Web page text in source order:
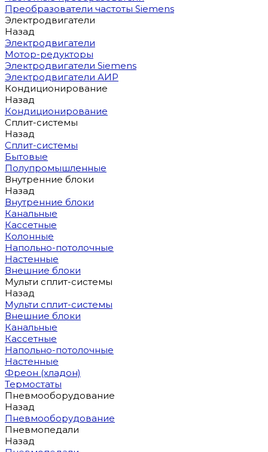
Преобразователи частоты Siemens
Электродвигатели
Назад
Электродвигатели
Мотор-редукторы
Электродвигатели Siemens
Электродвигатели АИР
Кондиционирование
Назад
Кондиционирование
Сплит-системы
Назад
Сплит-системы
Бытовые
Полупромышленные
Внутренние блоки
Назад
Внутренние блоки
Канальные
Кассетные
Колонные
Напольно-потолочные
Настенные
Внешние блоки
Мульти сплит-системы
Назад
Мульти сплит-системы
Внешние блоки
Канальные
Кассетные
Напольно-потолочные
Настенные
Фреон (хладон)
Термостаты
Пневмооборудование
Назад
Пневмооборудование
Пневмопедали
Назад